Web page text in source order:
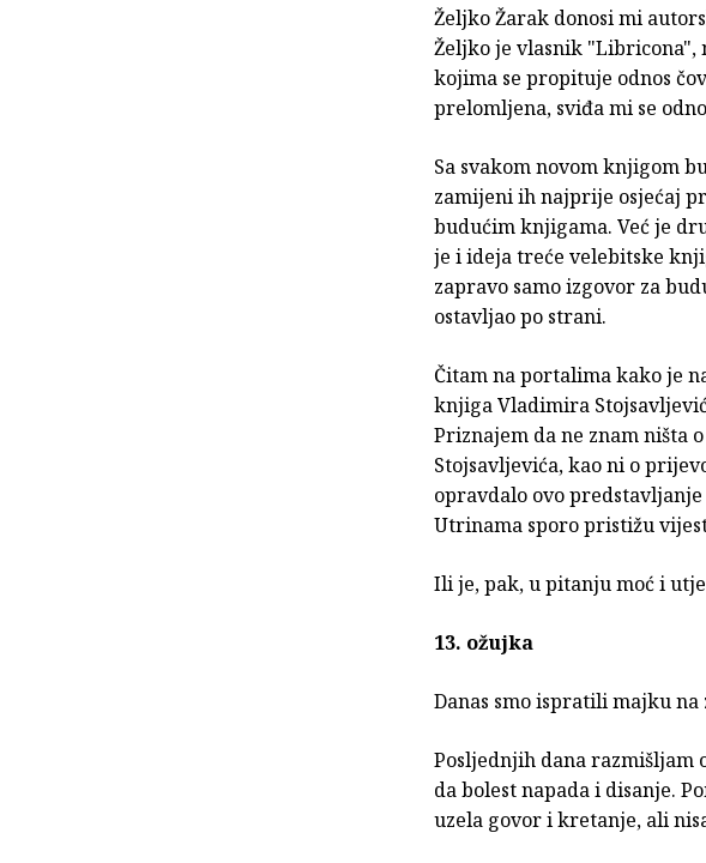
Željko Žarak donosi mi
Željko je vlasnik "Libricona",
kojima se propituje odnos
prelomljena, sviđa mi se
Sa svakom novom knjigom
zamijeni ih najprije osjećaj
budućim knjigama. Već je
je i ideja treće velebitske
zapravo samo izgovor za
ostavljao po strani.
Čitam na portalima kako je
knjiga Vladimira
Priznajem da ne znam
Stojsavljevića, kao ni o
opravdalo ovo
Utrinama sporo pristižu
Ili je, pak, u pitanju moć i
13. ožujka
Danas smo ispratili majku
Posljednjih dana razmišljam
da bolest napada i disanje.
uzela govor i kretanje, ali